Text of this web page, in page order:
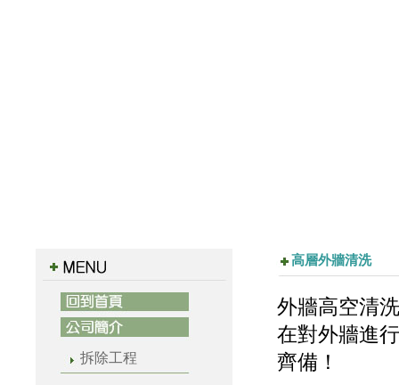
拆除工程
高層外牆清洗
外牆高空清
在對外牆進
齊備！